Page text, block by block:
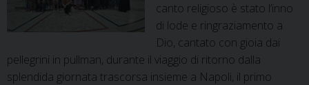
canto religioso è stato l’inno
di lode e ringraziamento a
Dio, cantato con gioia dai
pellegrini in pullman, durante il viaggio di ritorno dalla
splendida giornata trascorsa insieme a Napoli, il primo